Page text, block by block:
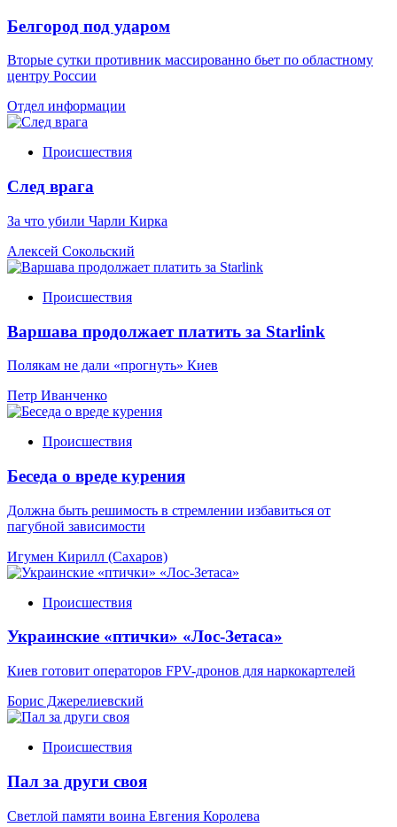
Белгород под ударом
Вторые сутки противник массированно бьет по областному
центру России
Отдел информации
Происшествия
След врага
За что убили Чарли Кирка
Алексей Сокольский
Происшествия
Варшава продолжает платить за Starlink
Полякам не дали «прогнуть» Киев
Петр Иванченко
Происшествия
Беседа о вреде курения
Должна быть решимость в стремлении избавиться от
пагубной зависимости
Игумен Кирилл (Сахаров)
Происшествия
Украинские «птички» «Лос-Зетаса»
Киев готовит операторов FPV-дронов для наркокартелей
Борис Джерелиевский
Происшествия
Пал за други своя
Светлой памяти воина Евгения Королева